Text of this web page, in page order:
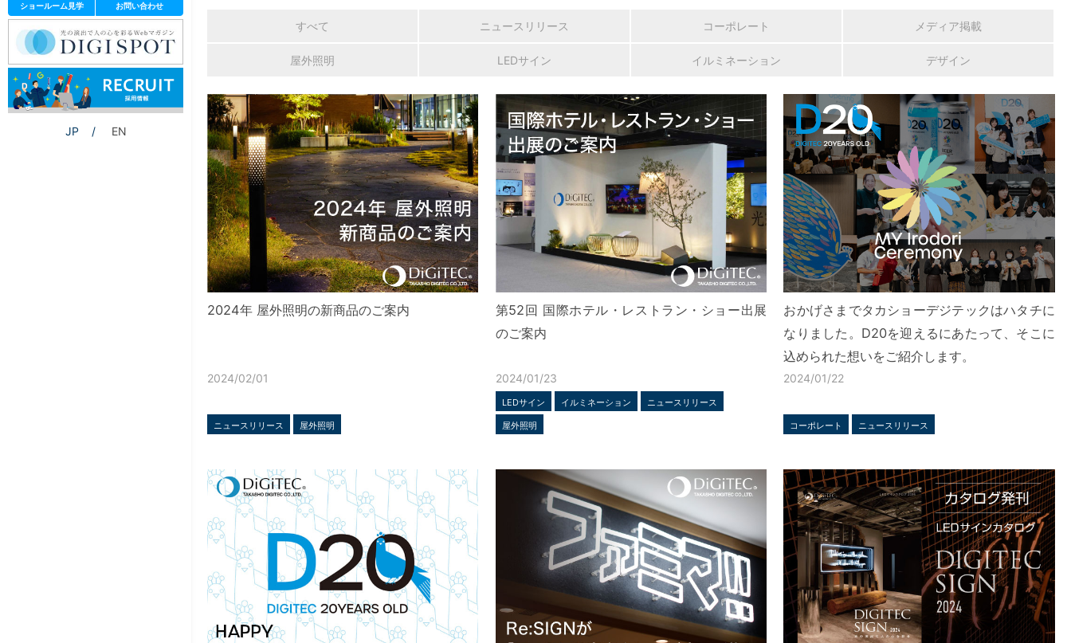
ショールーム見学 お問い合わせ
JP EN
すべて ニュースリリース コーポレート メディア掲載
屋外照明 LEDサイン イルミネーション デザイン
2024年 屋外照明の新商品のご案内
2024/02/01
ニュースリリース 屋外照明
第52回 国際ホテル・レストラン・ショー出展
のご案内
2024/01/23
LEDサイン イルミネーション ニュースリリース
屋外照明
おかげさまでタカショーデジテックはハタチに
なりました。D20を迎えるにあたって、そこに
込められた想いをご紹介します。
2024/01/22
コーポレート ニュースリリース